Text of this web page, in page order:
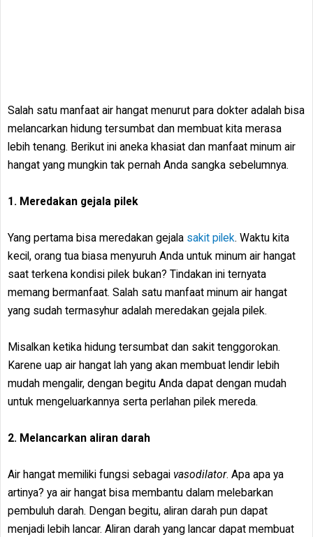
Salah satu manfaat air hangat menurut para dokter adalah bisa
melancarkan hidung tersumbat dan membuat kita merasa
lebih tenang. Berikut ini aneka khasiat dan manfaat minum air
hangat yang mungkin tak pernah Anda sangka sebelumnya.
1. Meredakan gejala pilek
Yang pertama bisa meredakan gejala sakit pilek. Waktu kita
kecil, orang tua biasa menyuruh Anda untuk minum air hangat
saat terkena kondisi pilek bukan? Tindakan ini ternyata
memang bermanfaat. Salah satu manfaat minum air hangat
yang sudah termasyhur adalah meredakan gejala pilek.
Misalkan ketika hidung tersumbat dan sakit tenggorokan.
Karene uap air hangat lah yang akan membuat lendir lebih
mudah mengalir, dengan begitu Anda dapat dengan mudah
untuk mengeluarkannya serta perlahan pilek mereda.
2. Melancarkan aliran darah
Air hangat memiliki fungsi sebagai vasodilator. Apa apa ya
artinya? ya air hangat bisa membantu dalam melebarkan
pembuluh darah. Dengan begitu, aliran darah pun dapat
menjadi lebih lancar. Aliran darah yang lancar dapat membuat